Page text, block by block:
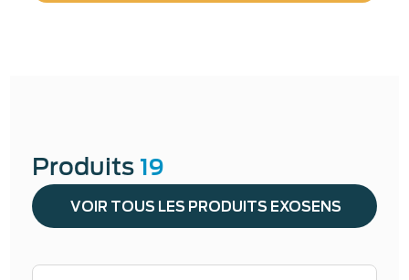
Produits 19
VOIR TOUS LES PRODUITS EXOSENS